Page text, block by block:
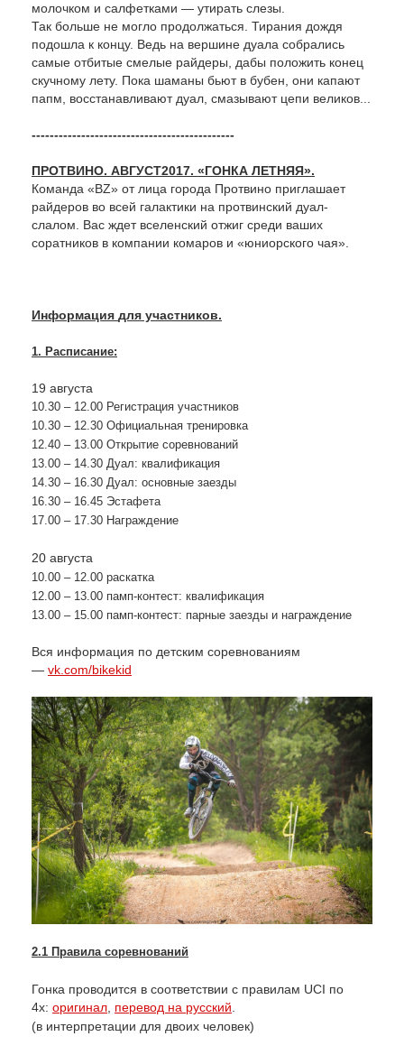
молочком и салфетками — утирать слезы.
Так больше не могло продолжаться. Тирания дождя
подошла к концу. Ведь на вершине дуала собрались
самые отбитые смелые райдеры, дабы положить конец
скучному лету. Пока шаманы бьют в бубен, они капают
папм, восстанавливают дуал, смазывают цепи великов...
---------------------------------------------
ПРОТВИНО. АВГУСТ2017. «ГОНКА ЛЕТНЯЯ».
Команда «BZ» от лица города Протвино приглашает
райдеров во всей галактики на протвинский дуал-
слалом. Вас ждет вселенский отжиг среди ваших
соратников в компании комаров и «юниорского чая».
Информация для участников.
1. Расписание:
19 августа
10.30 – 12.00 Регистрация участников
10.30 – 12.30 Официальная тренировка
12.40 – 13.00 Открытие соревнований
13.00 – 14.30 Дуал: квалификация
14.30 – 16.30 Дуал: основные заезды
16.30 – 16.45 Эстафета
17.00 – 17.30 Награждение
20 августа
10.00 – 12.00 раскатка
12.00 – 13.00 памп-контест: квалификация
13.00 – 15.00 памп-контест: парные заезды и награждение
Вся информация по детским соревнованиям
— vk.com/bikekid
2.1 Правила соревнований
Гонка проводится в соответствии с правилам UCI по
4х: оригинал перевод на русский
(в интерпретации для двоих человек)